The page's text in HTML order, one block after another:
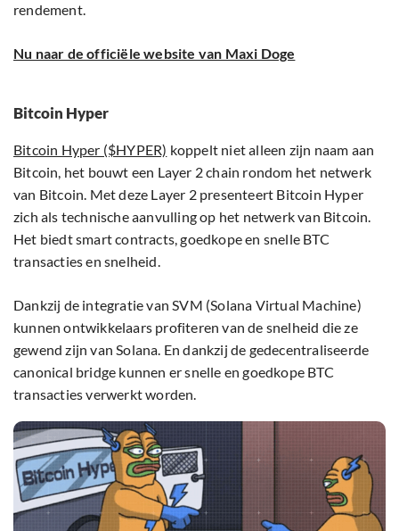
rendement.
Nu naar de officiële website van Maxi Doge
Bitcoin Hyper
Bitcoin Hyper ($HYPER) koppelt niet alleen zijn naam aan
Bitcoin, het bouwt een Layer 2 chain rondom het netwerk
van Bitcoin. Met deze Layer 2 presenteert Bitcoin Hyper
zich als technische aanvulling op het netwerk van Bitcoin.
Het biedt smart contracts, goedkope en snelle BTC
transacties en snelheid.
Dankzij de integratie van SVM (Solana Virtual Machine)
kunnen ontwikkelaars profiteren van de snelheid die ze
gewend zijn van Solana. En dankzij de gedecentraliseerde
canonical bridge kunnen er snelle en goedkope BTC
transacties verwerkt worden.